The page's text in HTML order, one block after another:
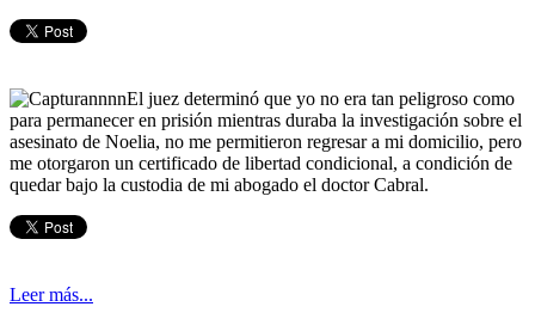
El juez determinó que yo no era tan peligroso como
para permanecer en prisión mientras duraba la investigación sobre el
asesinato de Noelia, no me permitieron regresar a mi domicilio, pero
me otorgaron un certificado de libertad condicional, a condición de
quedar bajo la custodia de mi abogado el doctor Cabral.
Leer más...